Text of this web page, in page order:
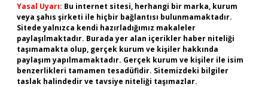
Yasal Uyarı: Bu internet sitesi, herhangi bir marka, kurum
veya şahıs şirketi ile hiçbir bağlantısı bulunmamaktadır.
Sitede yalnızca kendi hazırladığımız makaleler
paylaşılmaktadır. Burada yer alan içerikler haber niteliği
taşımamakta olup, gerçek kurum ve kişiler hakkında
paylaşım yapılmamaktadır. Gerçek kurum ve kişiler ile isim
benzerlikleri tamamen tesadüfidir. Sitemizdeki bilgiler
taslak halindedir ve tavsiye niteliği taşımazlar.